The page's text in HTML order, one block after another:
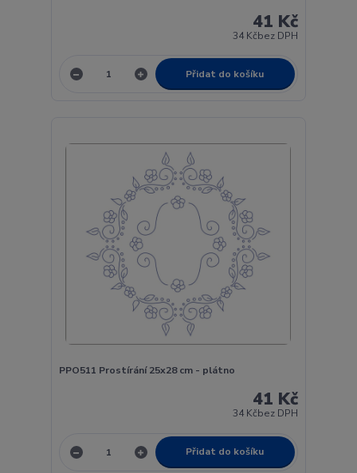
41 Kč
34 Kčbez DPH
Přidat do košíku
PPO511 Prostírání 25x28 cm - plátno
41 Kč
34 Kčbez DPH
Přidat do košíku